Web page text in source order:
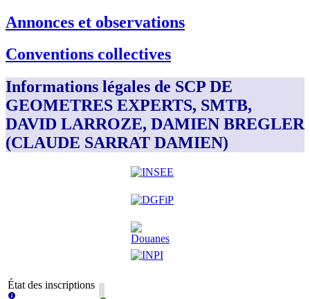
Annonces et observations
Conventions collectives
Informations légales de SCP DE
GEOMETRES EXPERTS, SMTB,
DAVID LARROZE, DAMIEN BREGLER
(CLAUDE SARRAT DAMIEN)
État des inscriptions